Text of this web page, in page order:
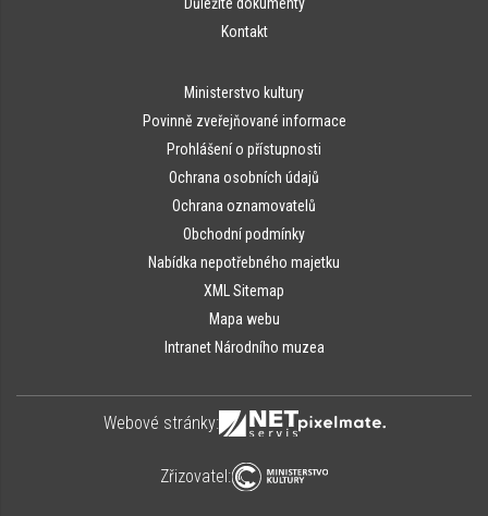
Kontakt
Ministerstvo kultury
Povinně zveřejňované informace
Prohlášení o přístupnosti
Ochrana osobních údajů
Ochrana oznamovatelů
Obchodní podmínky
Nabídka nepotřebného majetku
XML Sitemap
Mapa webu
Intranet Národního muzea
Webové stránky:
Zřizovatel: